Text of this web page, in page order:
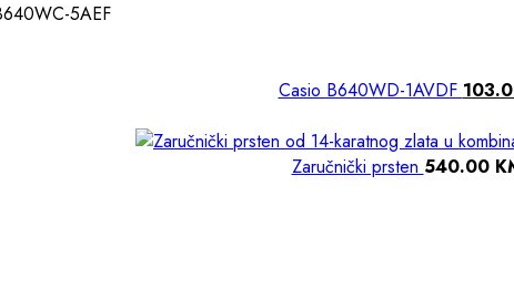
5AEF
Casio B640WD-1AVDF
Zaručnički prsten 540.00